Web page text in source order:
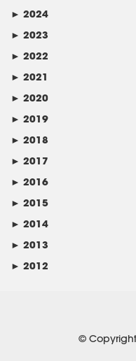
► 2024
► 2023
► 2022
► 2021
► 2020
► 2019
► 2018
► 2017
► 2016
► 2015
► 2014
► 2013
► 2012
©